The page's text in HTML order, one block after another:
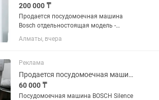
200 000 ₸
Продается посудомоечная машина
Bosch отдельностоящая модель -
SMS53L02ME
Алматы, вчера
Реклама
Продается посудомоечная машина BOSCH Silence Plus Serie 2
60 000 ₸
Посудомоечная машина BOSCH Silence